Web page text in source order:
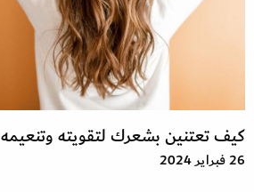
كيف تعتنين بشعرك لتقويته وتنعيمه
26 فبراير 2024